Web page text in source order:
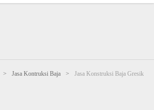
> Jasa Kontruksi Baja > Jasa Konstruksi Baja Gresik